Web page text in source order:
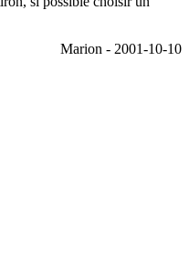
Marion - 2001-10-10